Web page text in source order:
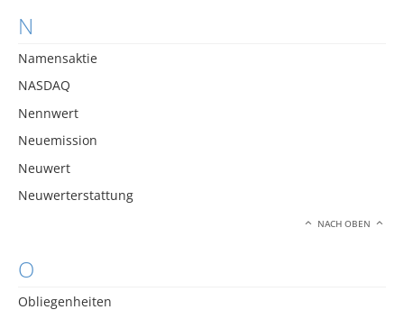
N
Namensaktie
NASDAQ
Nennwert
Neuemission
Neuwert
Neuwerterstattung
NACH OBEN
O
Obliegenheiten